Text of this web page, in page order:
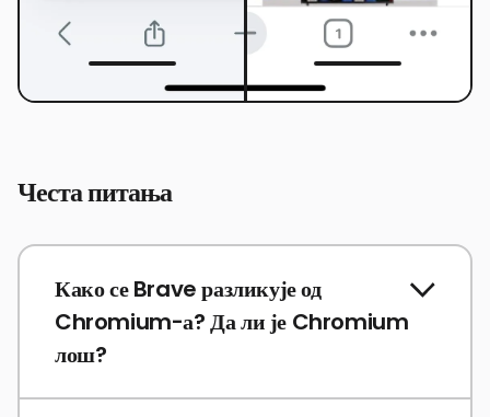
Честа питања
Како се Brave разликује од
Chromium-а? Да ли је Chromium
лош?